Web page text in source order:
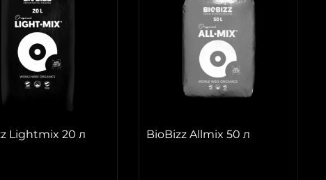
Lightmix 20 л BioBizz Allmix 50 л